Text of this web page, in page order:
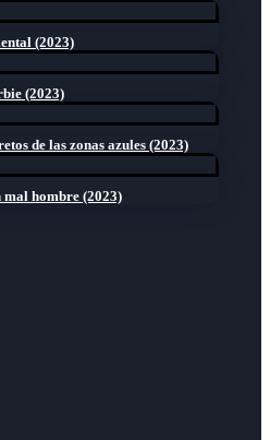
(2023)
(2023)
de las zonas azules (2023)
mal hombre (2023)